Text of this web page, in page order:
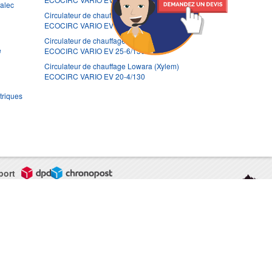
Circulateur de chauffage Lowara (Xylem)
ECOCIRC VARIO EV 20-6/130
Circulateur de chauffage Lowara (Xylem)
ECOCIRC VARIO EV 25-6/130
Circulateur de chauffage Lowara (Xylem)
ECOCIRC VARIO EV 20-4/130